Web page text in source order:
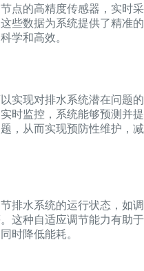
点的高精度传感器，实时采
些数据为系统提供了精准的
学和高效。
实现对排水系统潜在问题的
时监控，系统能够预测并提
，从而实现预防性维护，减
排水系统的运行状态，如调
这种自适应调节能力有助于
时降低能耗。